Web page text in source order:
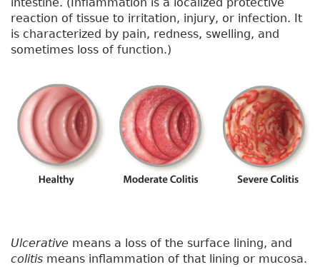
reaction of tissue to irritation, injury, or infection. It
is characterized by pain, redness, swelling, and
sometimes loss of function.)
Ulcerative means a loss of the surface lining, and
colitis means inflammation of that lining or mucosa.